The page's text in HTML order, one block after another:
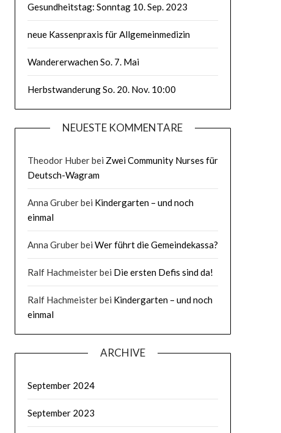
Gesundheitstag: Sonntag 10. Sep. 2023
neue Kassenpraxis für Allgemeinmedizin
Wandererwachen So. 7. Mai
Herbstwanderung So. 20. Nov. 10:00
NEUESTE KOMMENTARE
Theodor Huberbei Zwei Community Nurses für
Deutsch-Wagram
Anna Gruberbei Kindergarten – und noch
einmal
Anna Gruberbei Wer führt die Gemeindekassa?
Ralf Hachmeisterbei Die ersten Defis sind da!
Ralf Hachmeisterbei Kindergarten – und noch
einmal
ARCHIVE
September 2024
September 2023